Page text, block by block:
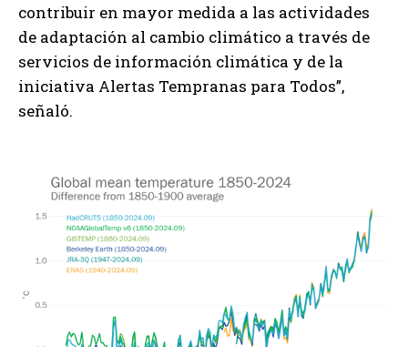
contribuir en mayor medida a las actividades
de adaptación al cambio climático a través de
servicios de información climática y de la
iniciativa Alertas Tempranas para Todos”,
señaló.